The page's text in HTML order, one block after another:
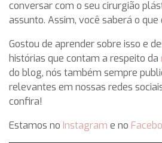
conversar com o seu cirurgião
assunto. Assim, você saberá o
Gostou de aprender sobre isso e
histórias que contam a respeito da
do blog, nós também sempre
relevantes em nossas redes
confira!
Estamos no Instagram e no